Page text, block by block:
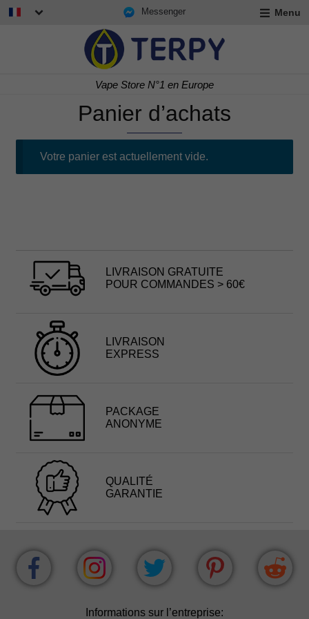
Messenger Menu
Vape Store N°1 en Europe
Panier d’achats
Votre panier est actuellement vide.
LIVRAISON GRATUITE
POUR COMMANDES > 60€
LIVRAISON
EXPRESS
PACKAGE
ANONYME
QUALITÉ
GARANTIE
Informations sur l’entreprise: